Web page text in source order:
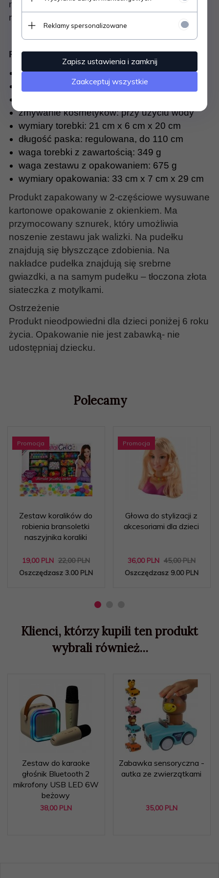
na opakowaniu – torebka jest w kolorze żółto-
różowym.
Parametry techniczne:
tworzywo: plastik, poliester
zmywanie kosmetyków: przy użyciu wody
wymiary torebki: 21 cm x 6 cm x 20 cm
długość paska: regulowana, do 110 cm
waga torebki z zawartością: 349 g
waga zestawu z opakowaniem: 675 g
wymiary opakowania: 33 cm x 7 cm x 29 cm
Produkt zapakowany w 2-częściowe wysuwane
kartonowe opakowanie z okienkiem. Ma
przymocowany sznurek, który umożliwia
noszenie zestawu jak walizki. Na pudełku
znajdują się błyszczące zdobienia. Na
nakładce pudełka znajdują się srebrne
gwiazdki, a na samym pudełku – tłoczona złota
siateczka z motylkami.
Ostrzeżenie
Produkt nieodpowiedni dla dzieci poniżej 6 roku
życia. Opakowanie nie jest zabawką- nie
udostępniaj dziecku.
Polecamy
Promocja
Zestaw koralików do
robienia bransoletki
naszyjnika koraliki
19,00 PLN 22,00 PLN
Oszczędzasz 3.00 PLN
Promocja
Głowa do stylizacji z
akcesoriami dla dzieci
36,00 PLN 45,00 PLN
Oszczędzasz 9.00 PLN
Klienci, którzy kupili ten produkt
wybrali również...
Zestaw do karaoke
głośnik Bluetooth 2
mikrofony USB LED 6W
beżowy
38,00 PLN
Zabawka sensoryczna -
autka ze zwierzątkami
35,00 PLN
Reklamy spersonalizowane
Zapisz ustawienia i zamknij
Zaakceptuj wszystkie